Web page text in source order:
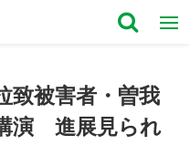
被害者・曽我
演 進展見られ